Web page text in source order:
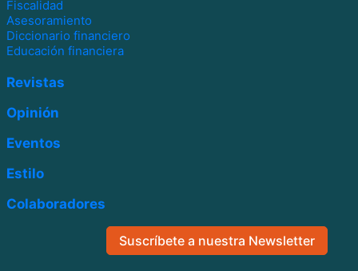
Fiscalidad
Asesoramiento
Diccionario financiero
Educación financiera
Revistas
Opinión
Eventos
Estilo
Colaboradores
Suscríbete a nuestra Newsletter